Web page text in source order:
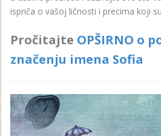
ispriča o vašoj ličnosti i precima koji
Pročitajte OPŠIRNO o
značenju imena Sofia